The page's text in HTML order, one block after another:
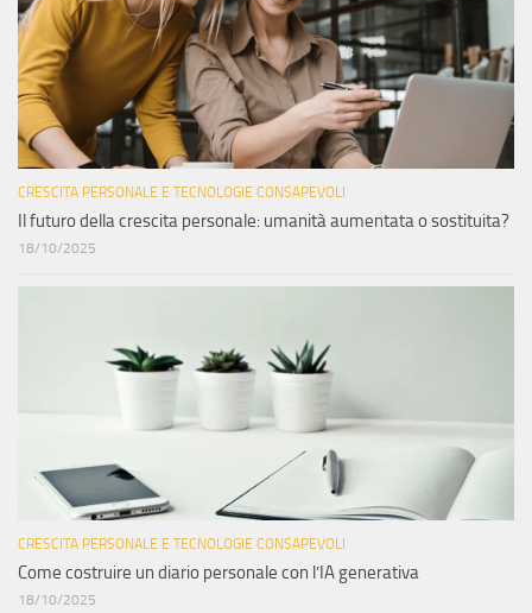
CRESCITA PERSONALE E TECNOLOGIE CONSAPEVOLI
Il futuro della crescita personale: umanità aumentata o sostituita?
18/10/2025
CRESCITA PERSONALE E TECNOLOGIE CONSAPEVOLI
Come costruire un diario personale con l’IA generativa
18/10/2025